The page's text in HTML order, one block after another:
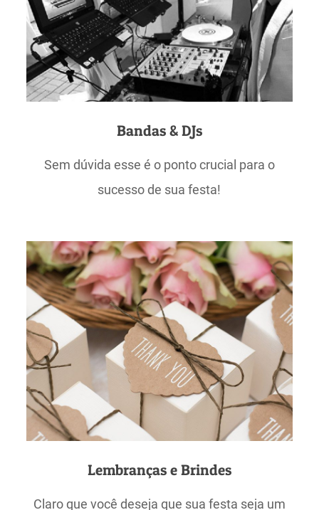
Bandas & DJs
Sem dúvida esse é o ponto crucial para o
sucesso de sua festa!
Lembranças e Brindes
Claro que você deseja que sua festa seja um